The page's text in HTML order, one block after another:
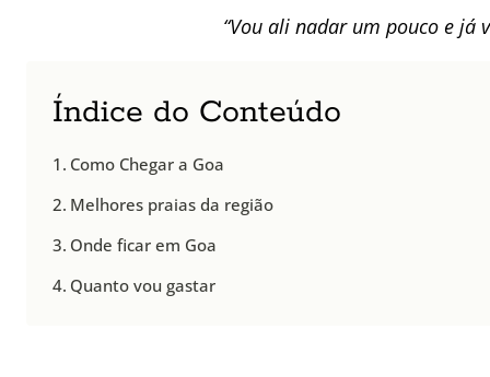
“Vou ali nadar um pouco e já
Índice do Conteúdo
Como Chegar a Goa
Melhores praias da região
Onde ficar em Goa
Quanto vou gastar